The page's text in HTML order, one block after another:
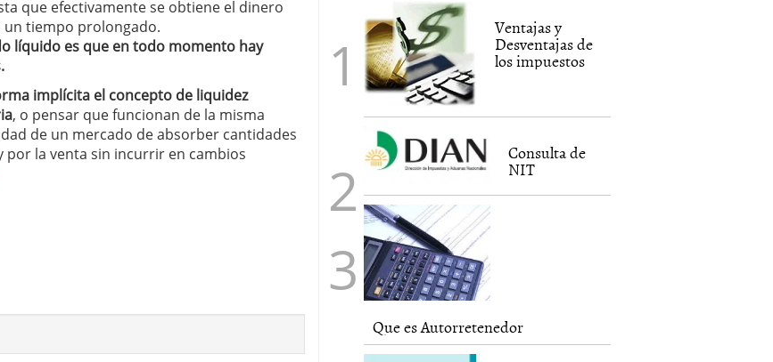
que efectivamente se obtiene el dinero
tiempo prolongado.
líquido es que en todo momento hay
implícita el concepto de liquidez
, o pensar que funcionan de la misma
de un mercado de absorber cantidades
por la venta sin incurrir en cambios
Ventajas y
Desventajas de
los impuestos
Consulta de
NIT
Que es Autorretenedor